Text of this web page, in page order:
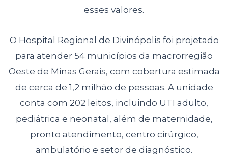
esses valores.
O Hospital Regional de Divinópolis foi projetado
para atender 54 municípios da macrorregião
Oeste de Minas Gerais, com cobertura estimada
de cerca de 1,2 milhão de pessoas. A unidade
conta com 202 leitos, incluindo UTI adulto,
pediátrica e neonatal, além de maternidade,
pronto atendimento, centro cirúrgico,
ambulatório e setor de diagnóstico.